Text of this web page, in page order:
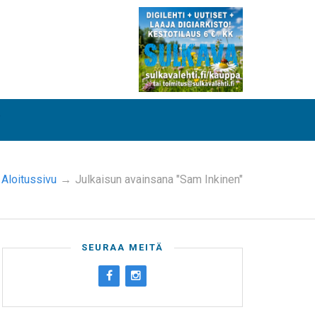
Aloitussivu → Julkaisun avainsana "Sam Inkinen"
SEURAA MEITÄ